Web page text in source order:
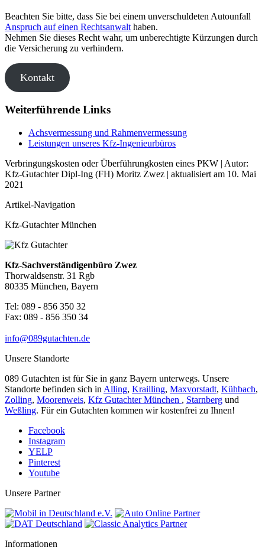
Beachten Sie bitte, dass Sie bei einem unverschuldeten Autounfall
Anspruch auf einen Rechtsanwalt haben.
Nehmen Sie dieses Recht wahr, um unberechtigte Kürzungen durch
die Versicherung zu verhindern.
Kontakt
Weiterführende Links
Achsvermessung und Rahmenvermessung
Leistungen unseres Kfz-Ingenieurbüros
Verbringungskosten oder Überführungkosten eines PKW | Autor:
Kfz-Gutachter Dipl-Ing (FH) Moritz Zwez | aktualisiert am 10. Mai
2021
Artikel-Navigation
Kfz-Gutachter München
Kfz-Sachverständigenbüro Zwez
Thorwaldsenstr. 31 Rgb
80335 München, Bayern
Tel: 089 - 856 350 32
Fax: 089 - 856 350 34
info@089gutachten.de
Unsere Standorte
089 Gutachten ist für Sie in ganz Bayern unterwegs. Unsere
Standorte befinden sich in Alling, Krailling, Maxvorstadt, Kühbach,
Zolling, Moorenweis, Kfz Gutachter München , Starnberg und
Weßling. Für ein Gutachten kommen wir kostenfrei zu Ihnen!
Facebook
Instagram
YELP
Pinterest
Youtube
Unsere Partner
Informationen